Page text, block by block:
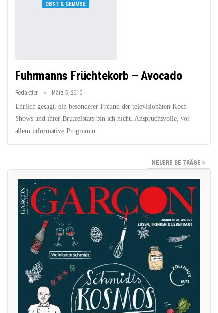
OBST & GEMÜSE
Fuhrmanns Früchtekorb – Avocado
Redaktion März 5, 2010
Ehrlich gesagt, ein besonderer Freund der televisionären Koch-
Shows und ihrer Brutzelstars bin ich nicht. Anspruchsvolle, vor
allem informative Programm...
NEUERE BEITRÄGE